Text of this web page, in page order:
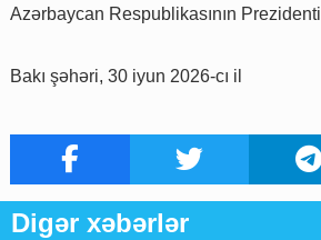
Azərbaycan Respublikasının Prezidenti
Bakı şəhəri, 30 iyun 2026-cı il
Digər xəbərlər